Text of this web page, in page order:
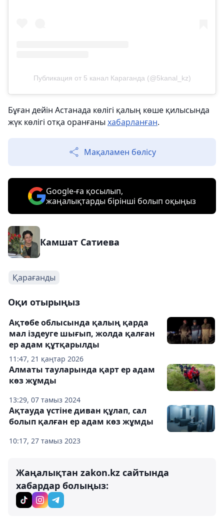
Публикация от 5 канал Караганда (@5kanal_kz)
Бұған дейін Астанада көлігі қалың көше қилысында
жүк көлігі отқа оранғаны хабарланған.
Мақаламен бөлісу
Google-ға қосылып,
жаңалықтарды бірінші болып оқыңыз
Камшат Сатиева
Қарағанды
Оқи отырыңыз
11:47, 21 қаңтар 2026
Ақтөбе облысында қалың қарда
мал іздеуге шығып, жолда қалған
ер адам құтқарылды
13:29, 07 тамыз 2024
Алматы тауларында қарт ер адам
көз жұмды
10:17, 27 тамыз 2023
Ақтауда үстіне диван құлап, сал
болып қалған ер адам көз жұмды
Жаңалықтан zakon.kz сайтында
хабардар болыңыз: